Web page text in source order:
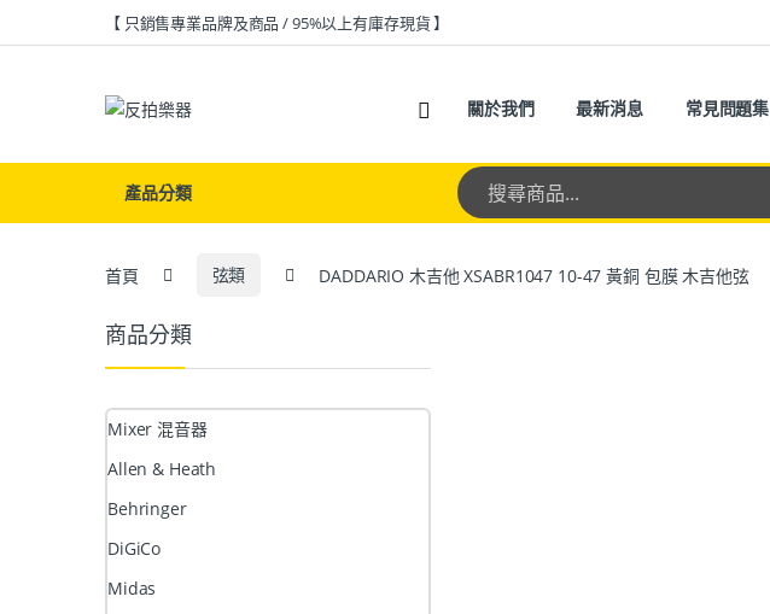
【 只銷售專業品牌及商品 / 95%以上有庫存現貨 】
關於我們 最新消息 常見問題集
產品分類
首頁 弦類 DADDARIO 木吉他 XSABR1047 10-47 黃銅 包膜 木吉他弦
商品分類
Mixer 混音器
Allen & Heath
Behringer
DiGiCo
Midas